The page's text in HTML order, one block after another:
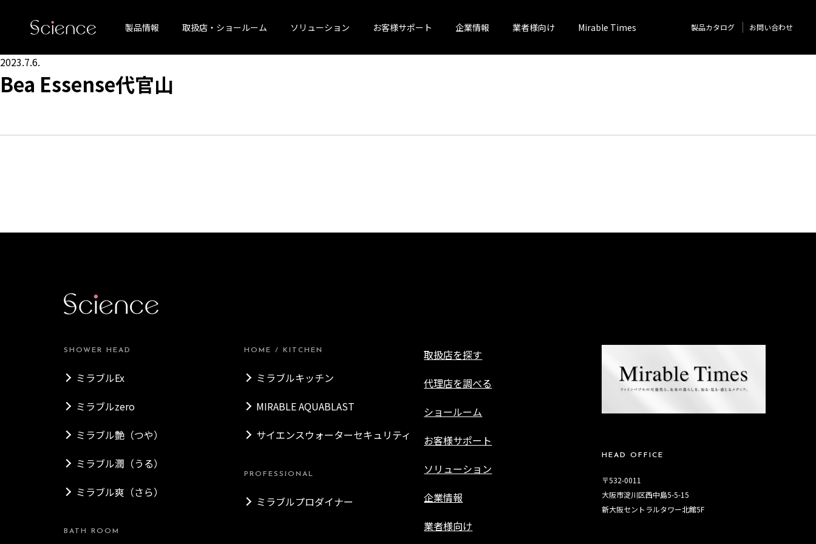
製品情報 取扱店・ショールーム ソリューション お客様サポート 企業情報 業者様向け Mirable Times 製品カタログ お問い合わせ
2023.7.6.
Bea Essense代官山
SHOWER HEAD
ミラブルEx
ミラブルzero
ミラブル艶（つや）
ミラブル潤（うる）
ミラブル爽（さら）
BATH ROOM
HOME / KITCHEN
ミラブルキッチン
MIRABLE AQUABLAST
サイエンスウォーターセキュリティ
PROFESSIONAL
ミラブルプロダイナー
取扱店を探す
代理店を調べる
ショールーム
お客様サポート
ソリューション
企業情報
業者様向け
HEAD OFFICE
〒532-0011
大阪市淀川区西中島5-5-15
新大阪セントラルタワー北館5F